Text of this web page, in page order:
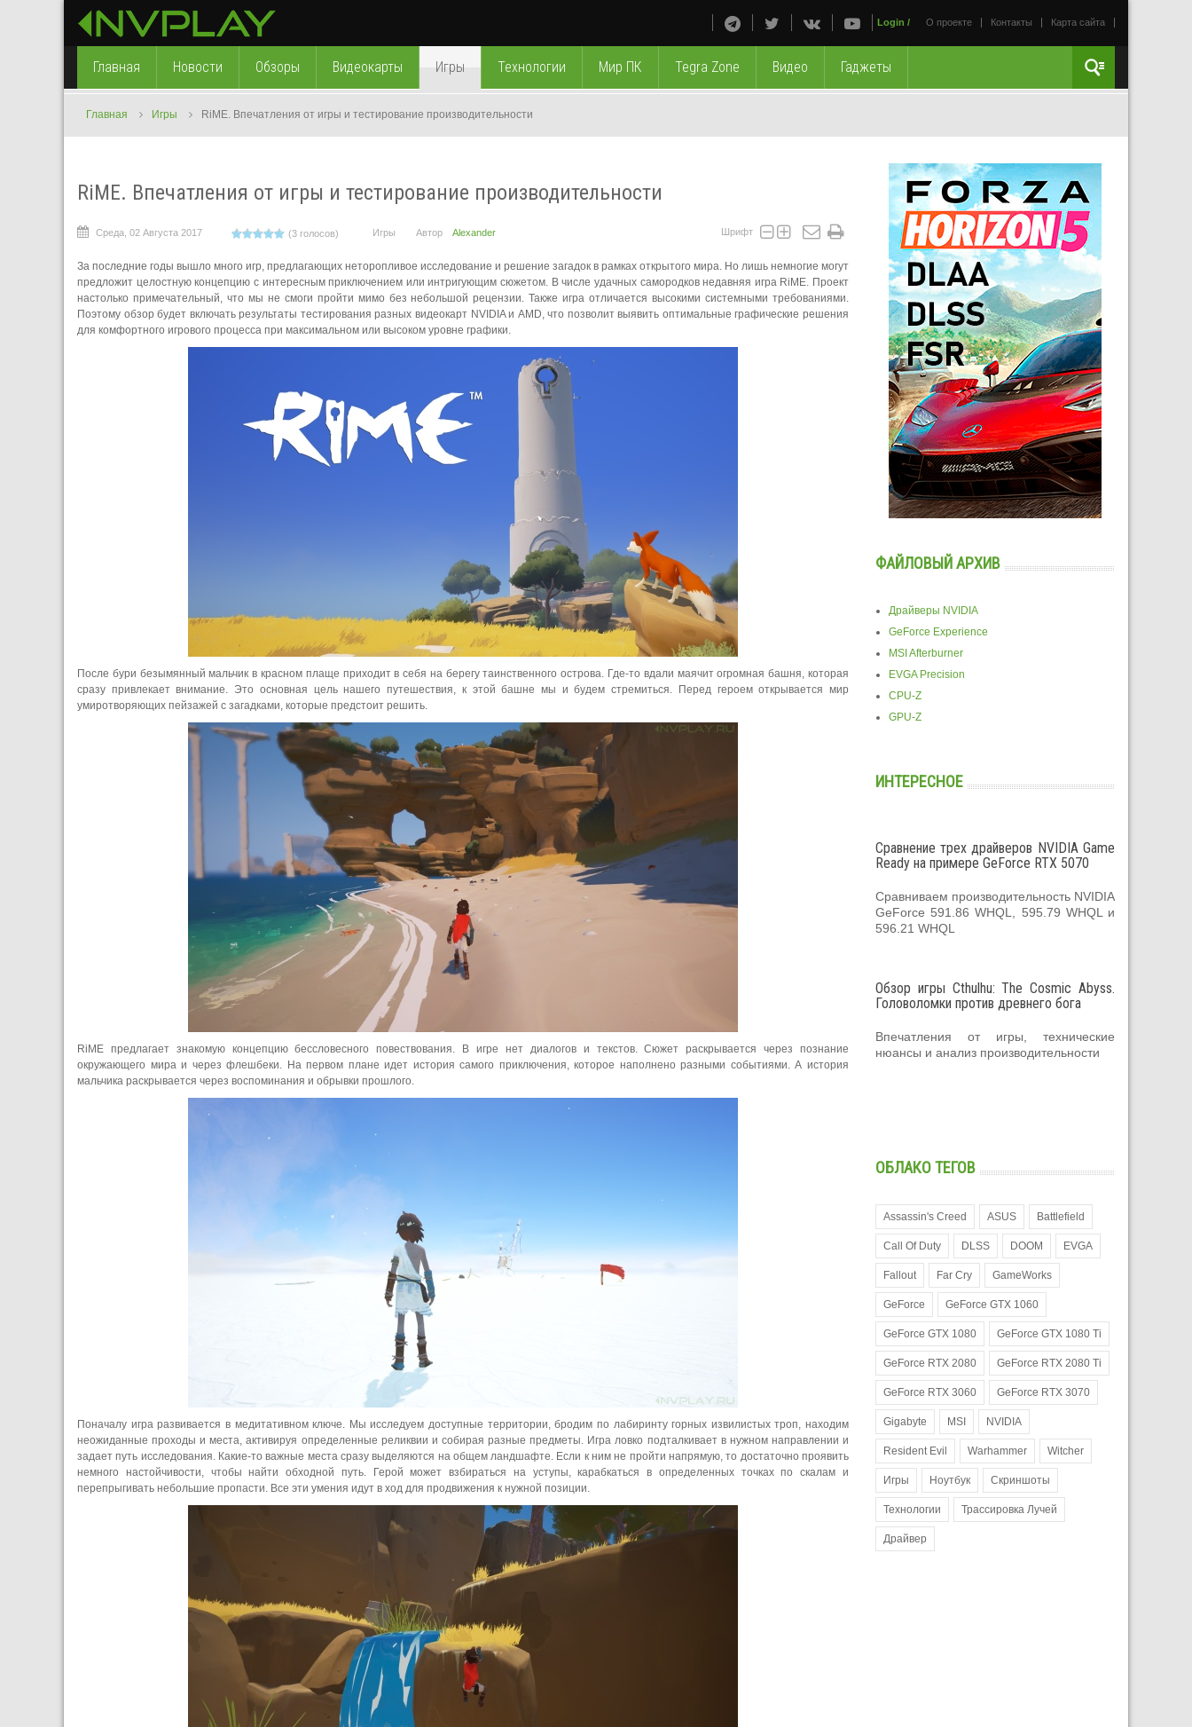
О проекте Контакты Карта сайта
Login /
Главная Новости Обзоры Видеокарты Игры Технологии Мир ПК Tegra Zone Видео Гаджеты
Главная Игры RiME. Впечатления от игры и тестирование производительности
RiME. Впечатления от игры и тестирование производительности
Среда, 02 Августа 2017 (3 голосов) Игры Автор Alexander Шрифт
За последние годы вышло много игр, предлагающих неторопливое исследование и решение загадок в рамках открытого мира. Но лишь немногие могут
предложит целостную концепцию с интересным приключением или интригующим сюжетом. В числе удачных самородков недавняя игра RiME. Проект
настолько примечательный, что мы не смоги пройти мимо без небольшой рецензии. Также игра отличается высокими системными требованиями.
Поэтому обзор будет включать результаты тестирования разных видеокарт NVIDIA и AMD, что позволит выявить оптимальные графические решения
для комфортного игрового процесса при максимальном или высоком уровне графики.
После бури безымянный мальчик в красном плаще приходит в себя на берегу таинственного острова. Где-то вдали маячит огромная башня, которая
сразу привлекает внимание. Это основная цель нашего путешествия, к этой башне мы и будем стремиться. Перед героем открывается мир
умиротворяющих пейзажей с загадками, которые предстоит решить.
RiME предлагает знакомую концепцию бессловесного повествования. В игре нет диалогов и текстов. Сюжет раскрывается через познание
окружающего мира и через флешбеки. На первом плане идет история самого приключения, которое наполнено разными событиями. А история
мальчика раскрывается через воспоминания и обрывки прошлого.
Поначалу игра развивается в медитативном ключе. Мы исследуем доступные территории, бродим по лабиринту горных извилистых троп, находим
неожиданные проходы и места, активируя определенные реликвии и собирая разные предметы. Игра ловко подталкивает в нужном направлении и
задает путь исследования. Какие-то важные места сразу выделяются на общем ландшафте. Если к ним не пройти напрямую, то достаточно проявить
немного настойчивости, чтобы найти обходной путь. Герой может взбираться на уступы, карабкаться в определенных точках по скалам и
перепрыгивать небольшие пропасти. Все эти умения идут в ход для продвижения к нужной позиции.
ФАЙЛОВЫЙ АРХИВ
Драйверы NVIDIA
GeForce Experience
MSI Afterburner
EVGA Precision
CPU-Z
GPU-Z
ИНТЕРЕСНОЕ
Сравнение трех драйверов NVIDIA Game
Ready на примере GeForce RTX 5070
Сравниваем производительность NVIDIA
GeForce 591.86 WHQL, 595.79 WHQL и
596.21 WHQL
Обзор игры Cthulhu: The Cosmic Abyss.
Головоломки против древнего бога
Впечатления от игры, технические
нюансы и анализ производительности
ОБЛАКО ТЕГОВ
Assassin's Creed ASUS Battlefield
Call Of Duty DLSS DOOM EVGA
Fallout Far Cry GameWorks
GeForce GeForce GTX 1060
GeForce GTX 1080 GeForce GTX 1080 Ti
GeForce RTX 2080 GeForce RTX 2080 Ti
GeForce RTX 3060 GeForce RTX 3070
Gigabyte MSI NVIDIA
Resident Evil Warhammer Witcher
Игры Ноутбук Скриншоты
Технологии Трассировка Лучей
Драйвер